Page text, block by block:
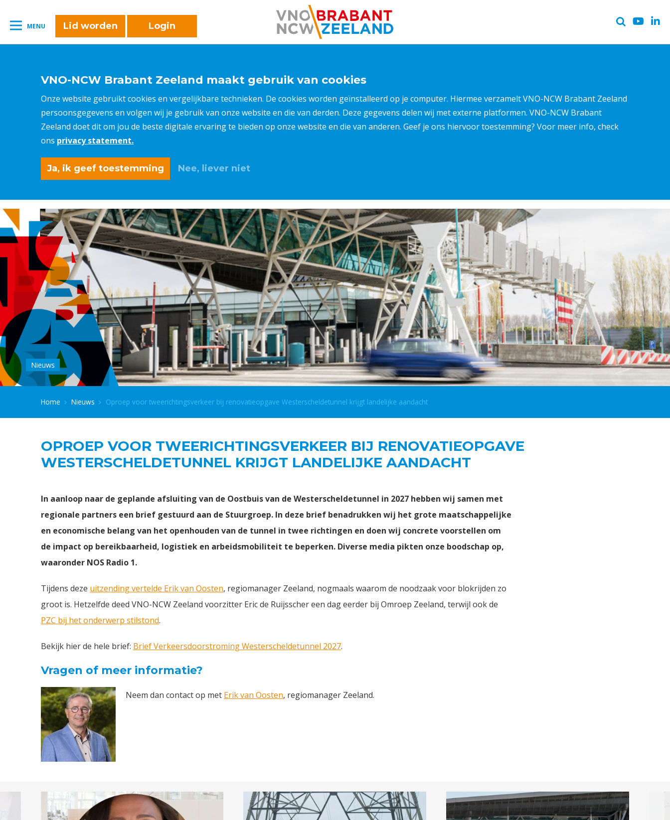
MENU Lid worden Login
VNO-NCW Brabant Zeeland maakt gebruik van cookies
Onze website gebruikt cookies en vergelijkbare technieken. De cookies worden geïnstalleerd op je computer. Hiermee verzamelt VNO-NCW Brabant Zeeland
persoonsgegevens en volgen wij je gebruik van onze website en die van derden. Deze gegevens delen wij met externe platformen. VNO-NCW Brabant
Zeeland doet dit om jou de beste digitale ervaring te bieden op onze website en die van anderen. Geef je ons hiervoor toestemming? Voor meer info, check
ons privacy statement.
Ja, ik geef toestemming Nee, liever niet
Nieuws
Home Nieuws Oproep voor tweerichtingsverkeer bij renovatieopgave Westerscheldetunnel krijgt landelijke aandacht
OPROEP VOOR TWEERICHTINGSVERKEER BIJ RENOVATIEOPGAVE
WESTERSCHELDETUNNEL KRIJGT LANDELIJKE AANDACHT
In aanloop naar de geplande afsluiting van de Oostbuis van de Westerscheldetunnel in 2027 hebben wij samen met
regionale partners een brief gestuurd aan de Stuurgroep. In deze brief benadrukken wij het grote maatschappelijke
en economische belang van het openhouden van de tunnel in twee richtingen en doen wij concrete voorstellen om
de impact op bereikbaarheid, logistiek en arbeidsmobiliteit te beperken. Diverse media pikten onze boodschap op,
waaronder NOS Radio 1.
Tijdens deze uitzending vertelde Erik van Oosten, regiomanager Zeeland, nogmaals waarom de noodzaak voor blokrijden zo
groot is. Hetzelfde deed VNO-NCW Zeeland voorzitter Eric de Ruijsscher een dag eerder bij Omroep Zeeland, terwijl ook de
PZC bij het onderwerp stilstond.
Bekijk hier de hele brief: Brief Verkeersdoorstroming Westerscheldetunnel 2027.
Vragen of meer informatie?
Neem dan contact op met Erik van Oosten, regiomanager Zeeland.